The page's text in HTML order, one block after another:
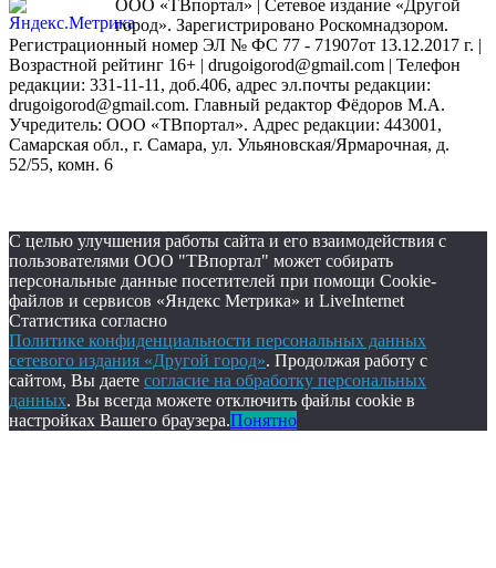
ООО «ТВпортал» | Сетевое издание «Другой
город». Зарегистрировано Роскомнадзором.
Регистрационный номер ЭЛ № ФС 77 - 71907от 13.12.2017 г. |
Возрастной рейтинг 16+ | drugoigorod@gmail.com | Телефон
редакции: 331-11-11, доб.406, адрес эл.почты редакции:
drugoigorod@gmail.com. Главный редактор Фёдоров М.А.
Учредитель: ООО «ТВпортал». Адрес редакции: 443001,
Самарская обл., г. Самара, ул. Ульяновская/Ярмарочная, д.
52/55, комн. 6
С целью улучшения работы сайта и его взаимодействия с
пользователями ООО "ТВпортал" может собирать
персональные данные посетителей при помощи Cookie-
файлов и сервисов «Яндекс Метрика» и LiveInternet
Статистика согласно
Политике конфиденциальности персональных данных
сетевого издания «Другой город». Продолжая работу с
сайтом, Вы даете согласие на обработку персональных
данных. Вы всегда можете отключить файлы cookie в
настройках Вашего браузера.Понятно